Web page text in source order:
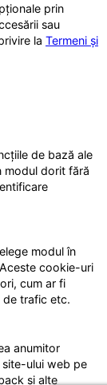
prin
sau
la Termeni și
de bază ale
modul dorit fără
modul în
cookie-uri
cum ar fi
de trafic etc.
anumitor
ului web pe
și alte